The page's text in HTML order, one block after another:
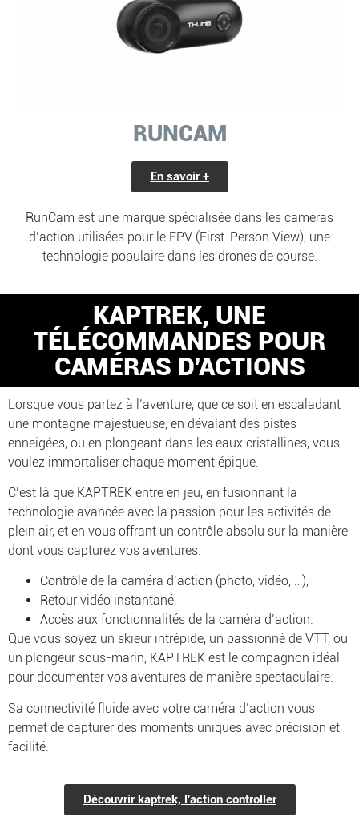
RUNCAM
En savoir +
RunCam est une marque spécialisée dans les caméras
d’action utilisées pour le FPV (First-Person View), une
technologie populaire dans les drones de course.
KAPTREK, UNE
TÉLÉCOMMANDES POUR
CAMÉRAS D'ACTIONS
Lorsque vous partez à l’aventure, que ce soit en escaladant
une montagne majestueuse, en dévalant des pistes
enneigées, ou en plongeant dans les eaux cristallines, vous
voulez immortaliser chaque moment épique.
C’est là que KAPTREK entre en jeu, en fusionnant la
technologie avancée avec la passion pour les activités de
plein air, et en vous offrant un contrôle absolu sur la manière
dont vous capturez vos aventures.
Contrôle de la caméra d’action (photo, vidéo, …),
Retour vidéo instantané,
Accès aux fonctionnalités de la caméra d’action.
Que vous soyez un skieur intrépide, un passionné de VTT, ou
un plongeur sous-marin, KAPTREK est le compagnon idéal
pour documenter vos aventures de manière spectaculaire.
Sa connectivité fluide avec votre caméra d’action vous
permet de capturer des moments uniques avec précision et
facilité.
Découvrir kaptrek, l'action controller